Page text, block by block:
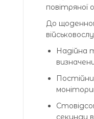
повітряної
До
Надійна
секунди